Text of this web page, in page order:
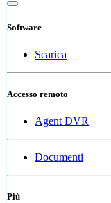
Software
Scarica
Accesso remoto
Agent DVR
Documenti
Più